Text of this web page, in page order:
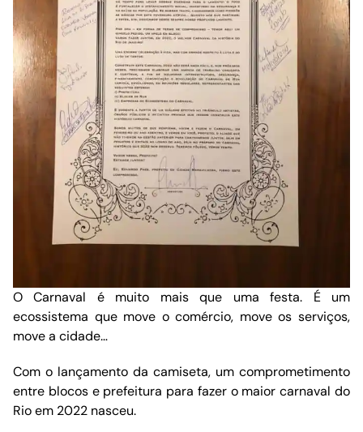
O Carnaval é muito mais que uma festa. É um
ecossistema que move o comércio, move os serviços,
move a cidade…
Com o lançamento da camiseta, um comprometimento
entre blocos e prefeitura para fazer o maior carnaval do
Rio em 2022 nasceu.